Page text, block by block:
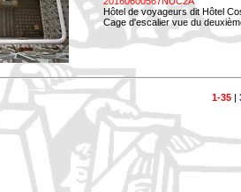
Hôtel de voyageurs dit Hôtel
Cage d'escalier vue du
1-35|